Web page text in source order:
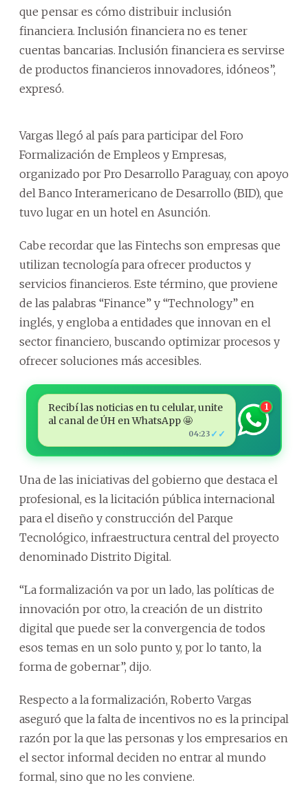
que pensar es cómo distribuir inclusión
financiera. Inclusión financiera no es tener
cuentas bancarias. Inclusión financiera es servirse
de productos financieros innovadores, idóneos”,
expresó.
Vargas llegó al país para participar del Foro
Formalización de Empleos y Empresas,
organizado por Pro Desarrollo Paraguay, con apoyo
del Banco Interamericano de Desarrollo (BID), que
tuvo lugar en un hotel en Asunción.
Cabe recordar que las Fintechs son empresas que
utilizan tecnología para ofrecer productos y
servicios financieros. Este término, que proviene
de las palabras “Finance” y “Technology” en
inglés, y engloba a entidades que innovan en el
sector financiero, buscando optimizar procesos y
ofrecer soluciones más accesibles.
Recibí las noticias en tu celular, unite
al canal de ÚH en WhatsApp 🤩
04:23 ✓✓
1
Una de las iniciativas del gobierno que destaca el
profesional, es la licitación pública internacional
para el diseño y construcción del Parque
Tecnológico, infraestructura central del proyecto
denominado Distrito Digital.
“La formalización va por un lado, las políticas de
innovación por otro, la creación de un distrito
digital que puede ser la convergencia de todos
esos temas en un solo punto y, por lo tanto, la
forma de gobernar”, dijo.
Respecto a la formalización, Roberto Vargas
aseguró que la falta de incentivos no es la principal
razón por la que las personas y los empresarios en
el sector informal deciden no entrar al mundo
formal, sino que no les conviene.